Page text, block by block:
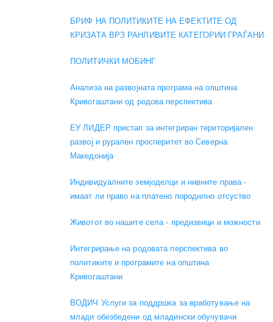
БРИФ НА ПОЛИТИКИТЕ НА ЕФЕКТИТЕ ОД
КРИЗАТА ВРЗ РАНЛИВИТЕ КАТЕГОРИИ ГРАЃАНИ
ПОЛИТИЧКИ МОБИНГ
Анализа на развојната програма на општина
Кривогаштани од родова перспектива
ЕУ ЛИДЕР пристап за интегриран територијален
развој и рурален просперитет во Северна
Македонија
Индивидуалните земјоделци и нивните права -
имаат ли право на платено породилно отсуство
Животот во нашите села - предизвици и можности
Интегрирање на родовата перспектива во
политиките и програмите на општина
Кривогаштани
ВОДИЧ Услуги за поддршка за вработување на
млади обезбедени од младински обучувачи